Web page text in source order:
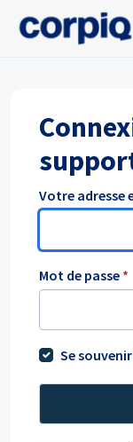
Passer au
Votre adresse
Mot de passe *
Se